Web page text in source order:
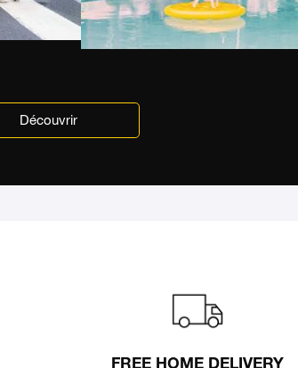
Découvrir